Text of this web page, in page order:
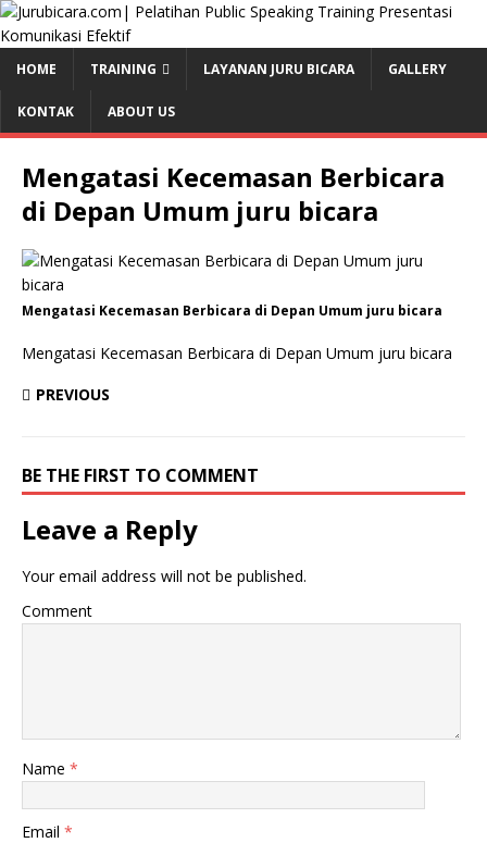
HOME TRAINING LAYANAN JURU BICARA GALLERY
KONTAK ABOUT US
Mengatasi Kecemasan Berbicara
di Depan Umum juru bicara
Mengatasi Kecemasan Berbicara di Depan Umum juru bicara
Mengatasi Kecemasan Berbicara di Depan Umum juru bicara
PREVIOUS
BE THE FIRST TO COMMENT
Leave a Reply
Your email address will not be published.
Comment
Name *
Email *